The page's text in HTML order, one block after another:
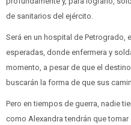
de sanitarios del ejército.
Será en un hospital de Petrogrado,
esperadas, donde enfermera y
momento, a pesar de que el
buscarán la forma de que sus
Pero en tiempos de guerra, nadie
como Alexandra tendrán que